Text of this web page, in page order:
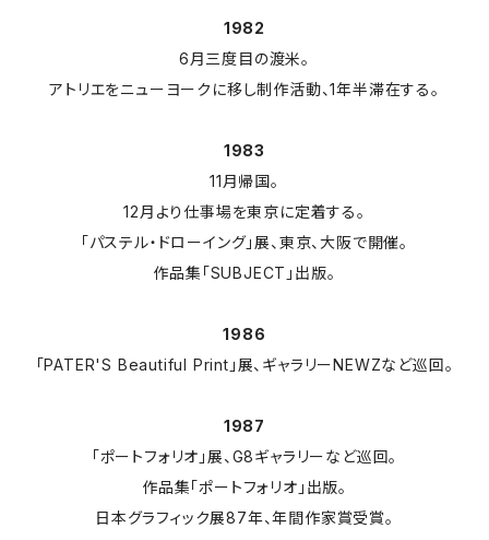
1982
6月三度目の渡米。
アトリエをニューヨークに移し制作活動、1年半滞在する。
1983
11月帰国。
12月より仕事場を東京に定着する。
「パステル・ドローイング」展、東京、大阪で開催。
作品集「SUBJECT」出版。
1986
「PATER'S Beautiful Print」展、ギャラリーNEWZなど巡回。
1987
「ポートフォリオ」展、G8ギャラリーなど巡回。
作品集「ポートフォリオ」出版。
日本グラフィック展87年、年間作家賞受賞。